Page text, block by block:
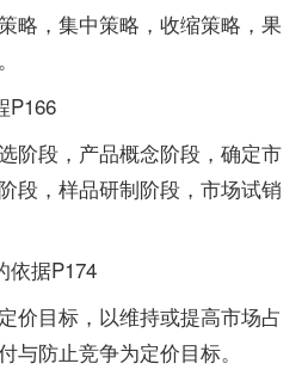
，集中策略，收缩策略，果
段，产品概念阶段，确定市
段，样品研制阶段，市场试销
据P174
目标，以维持或提高市场占
与防止竞争为定价目标。